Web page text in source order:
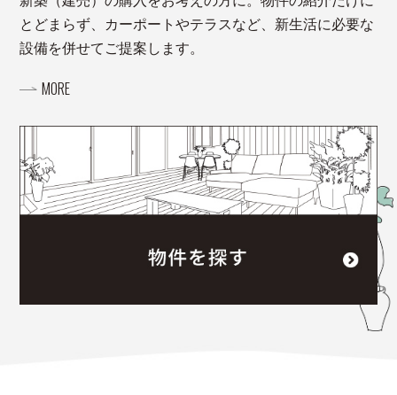
とどまらず、カーポートやテラスなど、新生活に必要な
設備を併せてご提案します。
MORE